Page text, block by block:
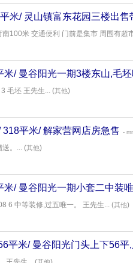
米/ 灵山镇富东花园三楼出售
100米 交通便利 门前是集市 周围有超
米/ 曼谷阳光一期3楼东山,毛
毛坯 王先生... (其他)
318平米/ 解家营网店房急售 -
送。... (其他)
米/ 曼谷阳光一期小套二中装
6 中等装修,过五唯一。 王先生... (其他)
平米/ 曼谷阳光门头上下56平